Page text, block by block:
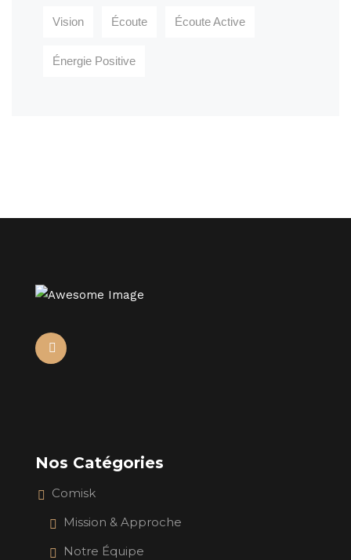
Vision Écoute Écoute Active
Énergie Positive
Nos Catégories
Comisk
Mission & Approche
Notre Équipe